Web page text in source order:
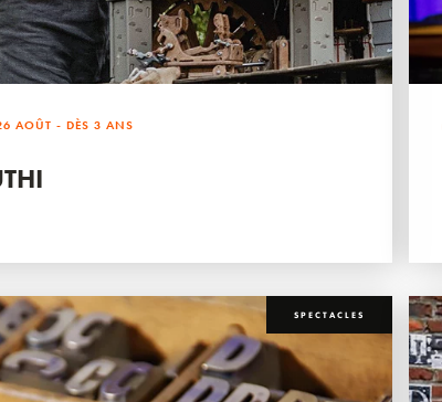
AOÛT - DÈS 3 ANS
SPECTACLES